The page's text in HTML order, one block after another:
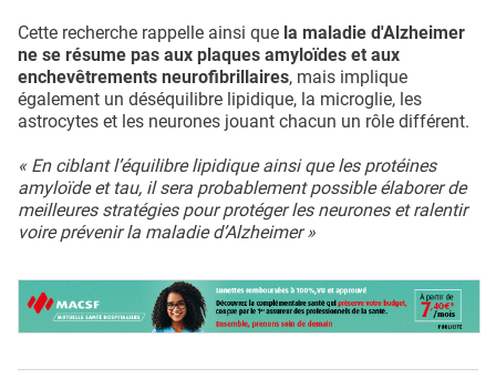
Cette recherche rappelle ainsi que la maladie d'Alzheimer
ne se résume pas aux plaques amyloïdes et aux
enchevêtrements neurofibrillaires, mais implique
également un déséquilibre lipidique, la microglie, les
astrocytes et les neurones jouant chacun un rôle différent.
« En ciblant l’équilibre lipidique ainsi que les protéines
amyloïde et tau, il sera probablement possible élaborer de
meilleures stratégies pour protéger les neurones et ralentir
voire prévenir la maladie d’Alzheimer »